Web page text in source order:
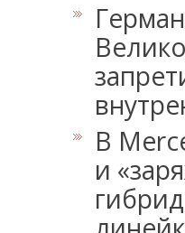
В
и